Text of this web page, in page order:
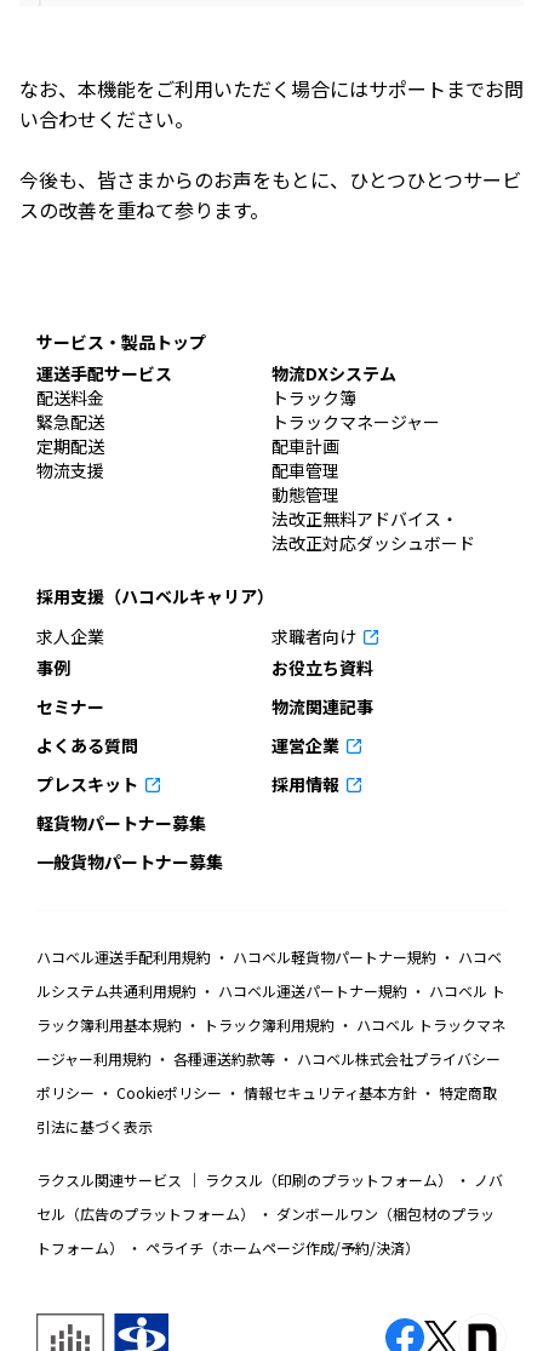
なお、本機能をご利用いただく場合にはサポートまでお問
い合わせください。
今後も、皆さまからのお声をもとに、ひとつひとつサービ
スの改善を重ねて参ります。
サービス・製品トップ
運送手配サービス
配送料金
緊急配送
定期配送
物流支援
物流DXシステム
トラック簿
トラックマネージャー
配車計画
配車管理
動態管理
法改正無料アドバイス・
法改正対応ダッシュボード
採用支援（ハコベルキャリア）
求人企業
求職者向け
事例
お役立ち資料
セミナー
物流関連記事
よくある質問
運営企業
プレスキット
採用情報
軽貨物パートナー募集
一般貨物パートナー募集
ハコベル運送手配利用規約 ハコベル軽貨物パートナー規約
ハコベ
ルシステム共通利用規約
ハコベル運送パートナー規約
ハコベル ト
ラック簿利用基本規約
トラック簿利用規約
ハコベル トラックマネ
ージャー利用規約
各種運送約款等
ハコベル株式会社プライバシー
ポリシー
Cookieポリシー 情報セキュリティ基本方針
特定商取
引法に基づく表示
ラクスル関連サービス ラクスル（印刷のプラットフォーム）
ノバ
セル（広告のプラットフォーム）
ダンボールワン（梱包材のプラッ
トフォーム）
ペライチ（ホームページ作成/予約/決済）